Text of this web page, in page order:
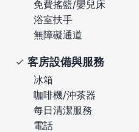
免費搖籃/嬰兒床
浴室扶手
無障礙通道
客房設備與服務
冰箱
咖啡機/沖茶器
每日清潔服務
電話